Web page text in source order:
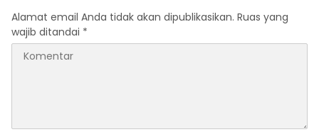
Alamat email Anda tidak akan dipublikasikan. Ruas yang
wajib ditandai *